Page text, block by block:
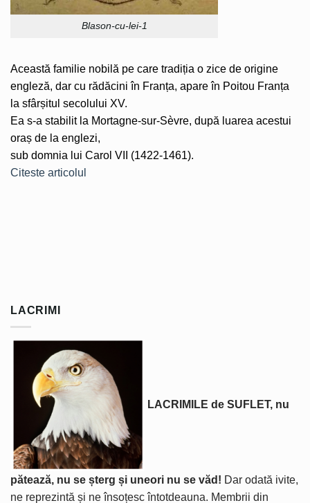
Blason-cu-lei-1
Această familie nobilă pe care tradiția o zice de origine
engleză, dar cu rădăcini în Franța, apare în Poitou Franța
la sfârșitul secolului XV.
Ea s-a stabilit la Mortagne-sur-Sèvre, după luarea acestui
oraș de la englezi,
sub domnia lui Carol VII (1422-1461).
Citeste articolul
LACRIMI
LACRIMILE de SUFLET, nu
pătează, nu se șterg și uneori nu se văd! Dar odată ivite,
ne reprezintă și ne însoțesc întotdeauna. Membrii din